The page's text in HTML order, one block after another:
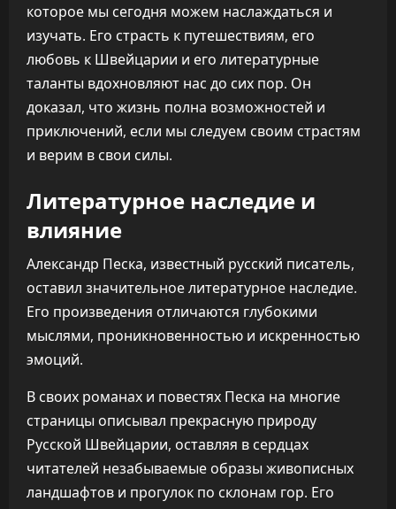
которое мы сегодня можем наслаждаться и
изучать. Его страсть к путешествиям, его
любовь к Швейцарии и его литературные
таланты вдохновляют нас до сих пор. Он
доказал, что жизнь полна возможностей и
приключений, если мы следуем своим страстям
и верим в свои силы.
Литературное наследие и
влияние
Александр Песка, известный русский писатель,
оставил значительное литературное наследие.
Его произведения отличаются глубокими
мыслями, проникновенностью и искренностью
эмоций.
В своих романах и повестях Песка на многие
страницы описывал прекрасную природу
Русской Швейцарии, оставляя в сердцах
читателей незабываемые образы живописных
ландшафтов и прогулок по склонам гор. Его